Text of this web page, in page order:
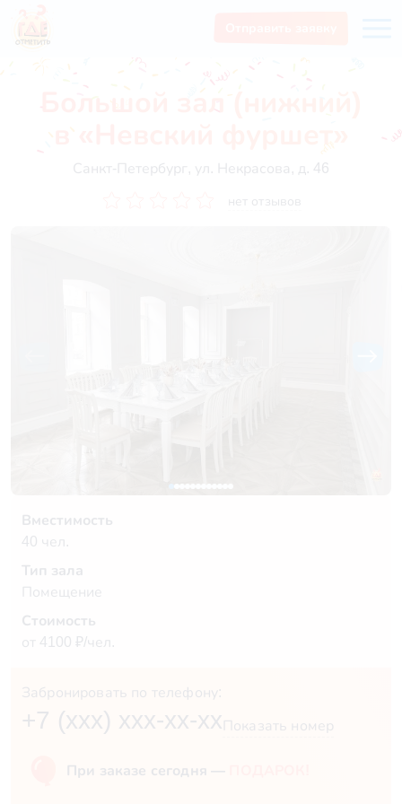
Большой зал (нижний)
в «Невский фуршет»
Санкт-Петербург, ул. Некрасова, д. 46
нет отзывов
Вместимость
40 чел.
Тип зала
Помещение
Стоимость
от 4100 ₽/чел.
Забронировать по телефону:
+7 (xxx) xxx-xx-xx Показать номер
При заказе сегодня —